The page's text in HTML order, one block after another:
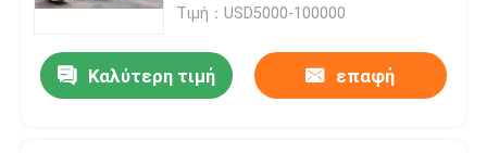
περασμάτων
Τιμή：USD5000-100000
Καλύτερη τιμή επαφή